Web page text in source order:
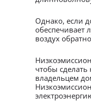
Однако, если
обеспечивает
воздух
чтобы
владельцем